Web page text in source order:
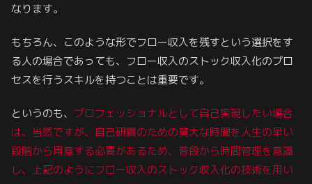
なります。
もちろん、このような形でフロー収入を残すという選択をす
る人の場合であっても、フロー収入のストック収入化のプロ
セスを行うスキルを持つことは重要です。
というのも、 プロフェッショナルとして自己実現したい場合
は、当然ですが、自己研鑽のための莫大な時間を人生の早い
段階から用意する必要があるため、普段から時間管理を意識
し、上記のようにフロー収入のストック収入化の技術を用い